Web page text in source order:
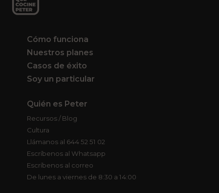
Cómo funciona
Nuestros planes
Casos de éxito
Soy un particular
Quién es Peter
Recursos / Blog
Cultura
Llámanos al 644 52 51 02
Escríbenos al Whatsapp
Escríbenos al correo
De lunes a viernes de 8:30 a 14:00